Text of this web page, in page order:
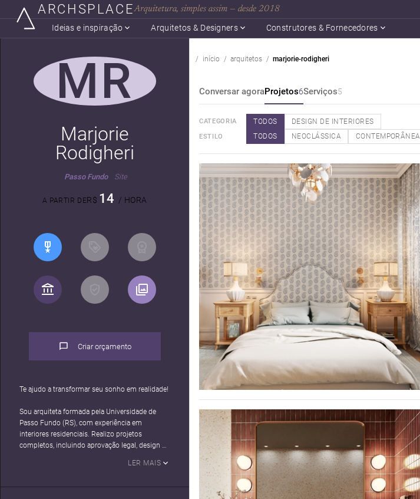
ARCHSPLACEArquitetura, simples assim — desde 2018
Ideias e inspiração Arquitetos & Designers Construtores & Fornecedores
MR
Marjorie
Rodigheri
Passo Fundo Site
A PARTIR DER$ 14 / HORA
Criar orçamento
Te ajudo a transformar seu sonho em realidade!
Sou arquiteta formada pela Universidade de
Passo Fundo (RS), com experiência em
interiores residenciais. Realizo projetos
completos, incluindo aprovação legal, design de
modelagem 3D, renderização, pós-produção e
LER MAIS
início arquitetos marjorie-rodigheri
Conversar agoraProjetos6Serviços5
CATEGORIA TODOS DESIGN DE INTERIORES
ESTILO TODOS NEOCLÁSSICA CONTEMPORÂNEA